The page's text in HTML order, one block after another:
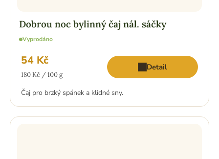
Dobrou noc bylinný čaj nál. sáčky
Vyprodáno
54 Kč
Měrná
180 Kč / 100 g
Detail
Čaj pro brzký spánek a klidné sny.